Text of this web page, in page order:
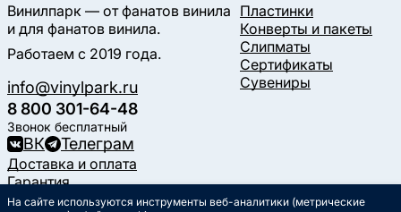
Винилпарк — от фанатов винила
и для фанатов винила.
Работаем с 2019 года.
info@vinylpark.ru
8 800 301-64-48
Звонок бесплатный
ВК Телеграм
Пластинки
Конверты и пакеты
Слипматы
Сертификаты
Сувениры
Доставка и оплата
Гарантия
Контакты
На сайте используются инструменты веб-аналитики (метрические